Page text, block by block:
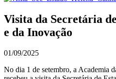
Visita da Secretária
e da Inovação
01/09/2025
No dia 1 de setembro, a Academia